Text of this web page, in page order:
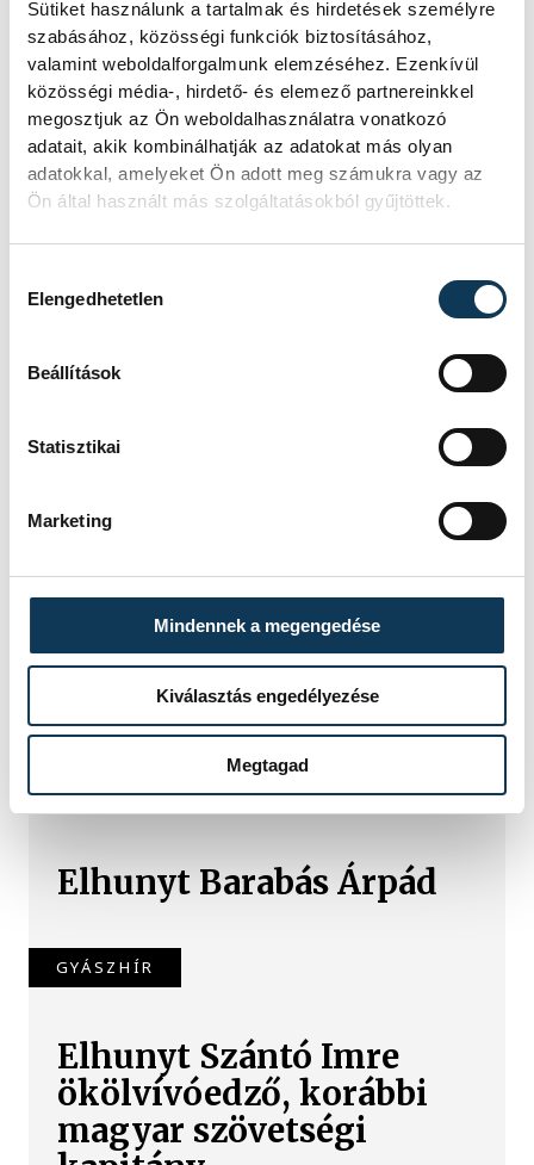
Sütiket használunk a tartalmak és hirdetések személyre
szabásához, közösségi funkciók biztosításához,
valamint weboldalforgalmunk elemzéséhez. Ezenkívül
közösségi média-, hirdető- és elemező partnereinkkel
megosztjuk az Ön weboldalhasználatra vonatkozó
adatait, akik kombinálhatják az adatokat más olyan
adatokkal, amelyeket Ön adott meg számukra vagy az
Ön által használt más szolgáltatásokból gyűjtöttek.
Elengedhetetlen
Beállítások
Statisztikai
Marketing
Mindennek a megengedése
Kiválasztás engedélyezése
Megtagad
TOVÁBBI CIKKEK
Elhunyt Gálvölgyi Judit,
Gálvölgyi János felesége
Méltósággal viselt, hosszú betegség
után, életének 81. évében pénteken
elhunyt Gálvölgyi (Gács) Judit
műfordító, szerkesztő, Gálvölgyi
János felesége.
GYÁSZHÍR
Elhunyt Barabás Árpád
GYÁSZHÍR
Elhunyt Szántó Imre
ökölvívóedző, korábbi
magyar szövetségi